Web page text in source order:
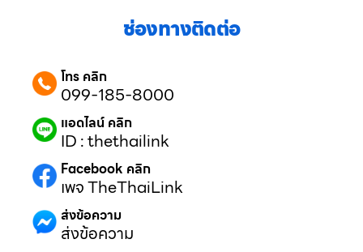
ช่องทางติดต่อ
โทร คลิก
099-185-8000
แอดไลน์ คลิก
ID : thethailink
Facebook คลิก
เพจ TheThaiLink
ส่งข้อความ
ส่งข้อความ